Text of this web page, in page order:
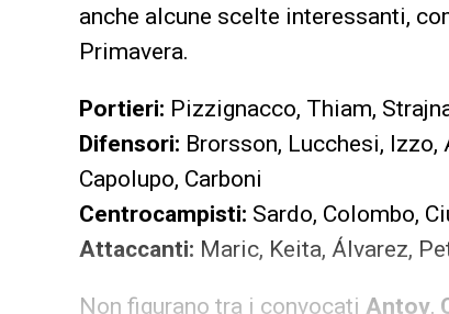
anche alcune scelte interessanti,
Primavera.
Portieri: Pizzignacco, Thiam,
Difensori: Brorsson, Lucchesi, Izzo,
Capolupo, Carboni
Centrocampisti: Sardo, Colombo,
Attaccanti: Maric, Keita, Álvarez,
Non figurano tra i convocati Antov,